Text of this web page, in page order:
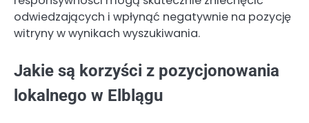
odwiedzających i wpłynąć negatywnie na pozycję
witryny w wynikach wyszukiwania.
Jakie są korzyści z pozycjonowania
lokalnego w Elblągu